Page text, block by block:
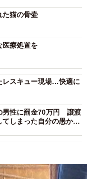
た猫の骨壷
医療処置を
レスキュー現場…快適に
男性に罰金70万円 譲渡
しまった自分の愚かさ